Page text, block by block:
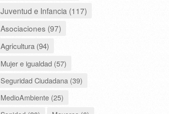
Juventud e Infancia (117)
Asociaciones (97)
Agricultura (94)
Mujer e igualdad (57)
Seguridad Ciudadana (39)
MedioAmbiente (25)